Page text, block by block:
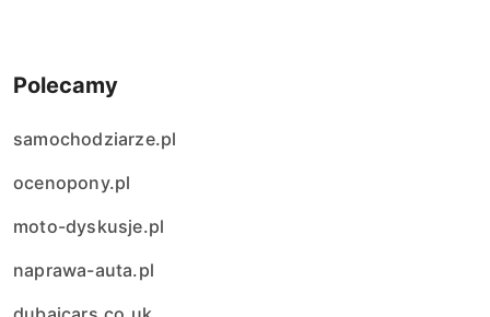
Polecamy
samochodziarze.pl
ocenopony.pl
moto-dyskusje.pl
naprawa-auta.pl